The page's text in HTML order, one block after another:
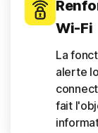
Wi-Fi
La
alerte
fait